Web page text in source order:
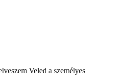
Veled a személyes